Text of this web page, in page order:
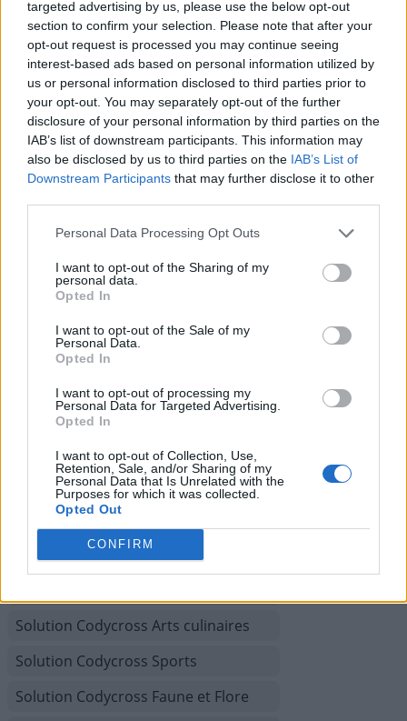
targeted advertising by us, please use the below opt-out
section to confirm your selection. Please note that after your
opt-out request is processed you may continue seeing
interest-based ads based on personal information utilized by
us or personal information disclosed to third parties prior to
your opt-out. You may separately opt-out of the further
disclosure of your personal information by third parties on the
IAB’s list of downstream participants. This information may
also be disclosed by us to third parties on the IAB’s List of
Downstream Participants that may further disclose it to other
Personal Data Processing Opt Outs
I want to opt-out of the Sharing of my
personal data.
Opted In
I want to opt-out of the Sale of my
Personal Data.
Opted In
I want to opt-out of processing my
Personal Data for Targeted Advertising.
Opted In
I want to opt-out of Collection, Use,
Retention, Sale, and/or Sharing of my
Personal Data that Is Unrelated with the
Purposes for which it was collected.
Opted Out
CONFIRM
Solutions Codycross pour d'autres langues:
Codycross lösungen Codycross soluzioni Codycross answers Codycross respostas
Codycross respuestas
MONDES
Solution Codycross Planète Terre
Solution Codycross Sous l'océan
Solution Codycross Inventions
Solution Codycross Saisons
Solution Codycross Cirque
Solution Codycross Arts culinaires
Solution Codycross Sports
Solution Codycross Faune et Flore